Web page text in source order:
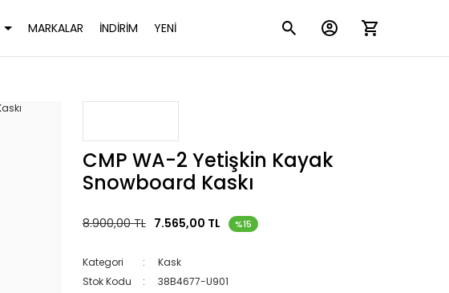
MARKALAR İNDİRİM YENİ
CMP WA-2 Yetişkin Kayak
Snowboard Kaskı
8.900,00 TL 7.565,00 TL %15
Kategori
Kask
Stok Kodu
38B4677-U901